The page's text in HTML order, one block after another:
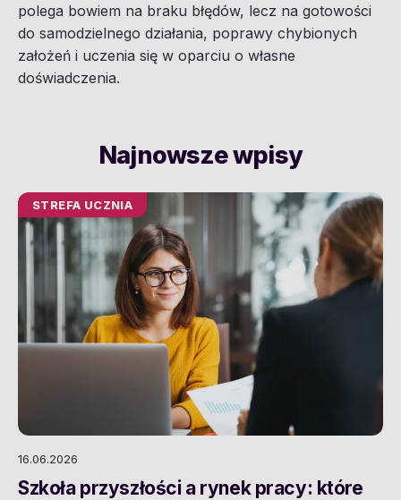
polega bowiem na braku błędów, lecz na gotowości
do samodzielnego działania, poprawy chybionych
założeń i uczenia się w oparciu o własne
doświadczenia.
Najnowsze wpisy
STREFA UCZNIA
16.06.2026
Szkoła przyszłości a rynek pracy: które